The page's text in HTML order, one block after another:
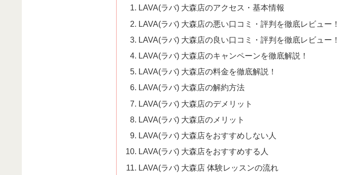
LAVA(ラバ) 大森店のアクセス・基本情報
LAVA(ラバ) 大森店の悪い口コミ・評判を徹底レビュー！
LAVA(ラバ) 大森店の良い口コミ・評判を徹底レビュー！
LAVA(ラバ) 大森店のキャンペーンを徹底解説！
LAVA(ラバ) 大森店の料金を徹底解説！
LAVA(ラバ) 大森店の解約方法
LAVA(ラバ) 大森店のデメリット
LAVA(ラバ) 大森店のメリット
LAVA(ラバ) 大森店をおすすめしない人
LAVA(ラバ) 大森店をおすすめする人
LAVA(ラバ) 大森店 体験レッスンの流れ